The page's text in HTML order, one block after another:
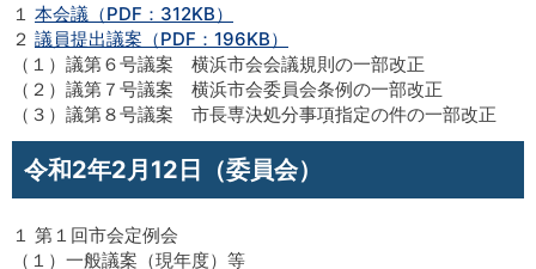
１ 本会議（PDF：312KB）
２ 議員提出議案（PDF：196KB）
（１）議第６号議案 横浜市会会議規則の一部改正
（２）議第７号議案 横浜市会委員会条例の一部改正
（３）議第８号議案 市長専決処分事項指定の件の一部改正
令和2年2月12日（委員会）
１ 第１回市会定例会
（１）一般議案（現年度）等